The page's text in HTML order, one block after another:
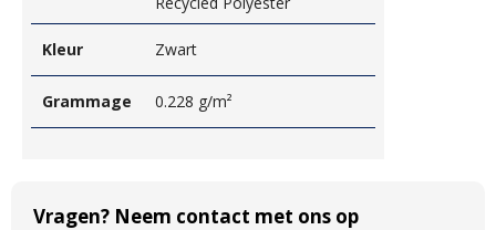
Kleur Zwart
Grammage 0.228 g/m²
Vragen? Neem contact met ons op